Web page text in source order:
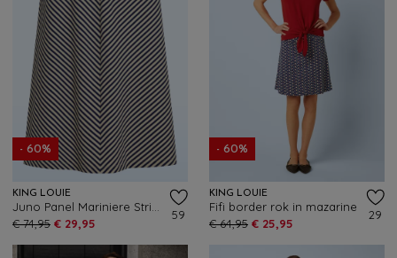
- 60%
KING LOUIE
€ 74,95 € 29,95
59
- 60%
KING LOUIE
Fifi border rok in mazarine
€ 64,95 € 25,95
29